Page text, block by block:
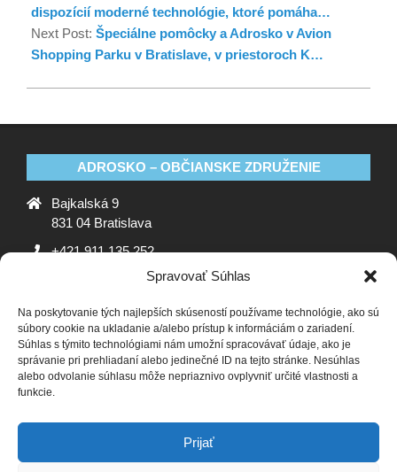
Spravovať Súhlas
Na poskytovanie tých najlepších skúseností používame technológie, ako sú
súbory cookie na ukladanie a/alebo prístup k informáciám o zariadení.
Súhlas s týmito technológiami nám umožní spracovávať údaje, ako je
správanie pri prehliadaní alebo jedinečné ID na tejto stránke. Nesúhlas
alebo odvolanie súhlasu môže nepriaznivo ovplyvniť určité vlastnosti a
funkcie.
Prijať
dispozícií moderné technológie, ktoré pomáha…
Next Post: Špeciálne pomôcky a Adrosko v Avion
Shopping Parku v Bratislave, v priestoroch K…
ADROSKO – OBČIANSKE ZDRUŽENIE
Bajkalská 9
831 04 Bratislava
+421 911 135 252
ADROSKO
Stanovy OZ Ochrana osobných údajov
Zásady
používania súborov cookie (EÚ)
Vyhlásenie o ochrane
osobných údajov (EU)
SLEDUJTE NÁS